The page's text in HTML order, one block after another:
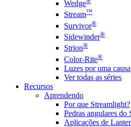
Wedge
Stream™
Survivor®
Sidewinder®
Strion®
Color-Rite®
Luzes por uma causa
Ver todas as séries
Recursos
Aprendendo
Por que Streamlight?
Pedras angulares do
Aplicações de